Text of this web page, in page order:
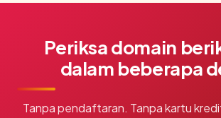
Periksa domain
dalam beberapa
Tanpa pendaftaran. Tanpa kartu